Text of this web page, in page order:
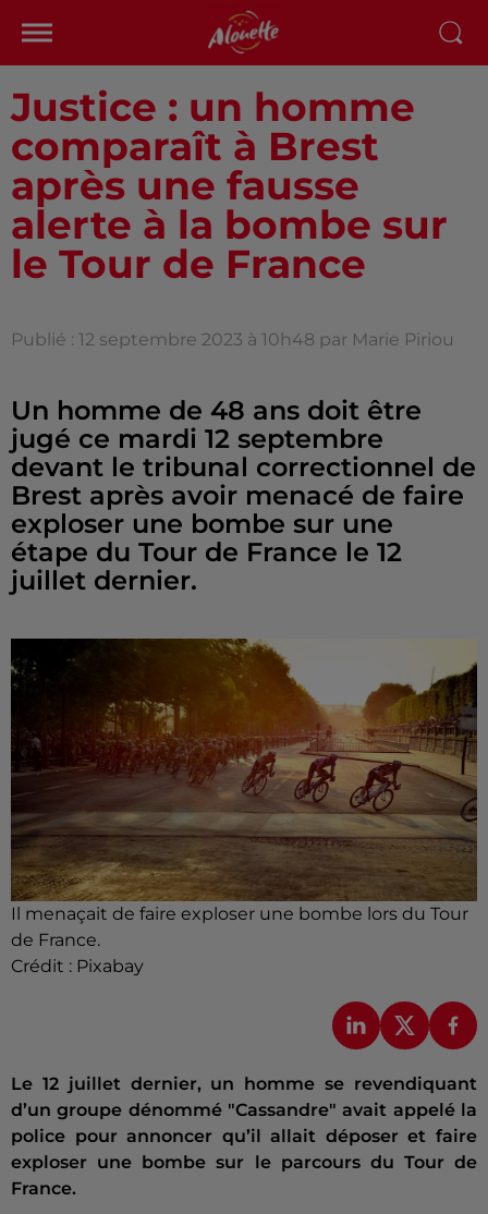
Justice : un homme
comparaît à Brest
après une fausse
alerte à la bombe sur
le Tour de France
Publié : 12 septembre 2023 à 10h48 par Marie Piriou
Un homme de 48 ans doit être
jugé ce mardi 12 septembre
devant le tribunal correctionnel de
Brest après avoir menacé de faire
exploser une bombe sur une
étape du Tour de France le 12
juillet dernier.
Il menaçait de faire exploser une bombe lors du Tour
de France.
Crédit : Pixabay
Le 12 juillet dernier, un homme se revendiquant
d’un groupe dénommé "Cassandre" avait appelé la
police pour annoncer qu’il allait déposer et faire
exploser une bombe sur le parcours du Tour de
France.